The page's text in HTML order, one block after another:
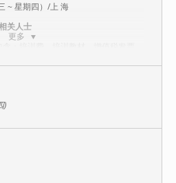
更多
~ 星期四）/上 海
关人士
据的获取成本变得越来越低，采购与
代。如何从海量的数据中洞悉供应市
对采购与供应链管理中的各个环节按
享，使学员切实掌握“从历史数据出
维，快速应用到实际采购管理工作
)